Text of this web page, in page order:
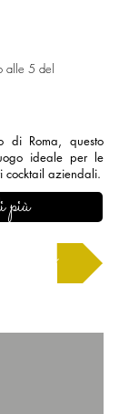
alle 5 del
di Roma, questo
ideale per le
cocktail aziendali.
più